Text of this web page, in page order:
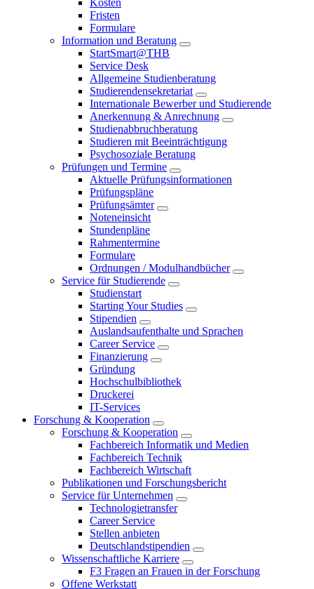
Kosten
Fristen
Formulare
Information und Beratung
StartSmart@THB
Service Desk
Allgemeine Studienberatung
Studierendensekretariat
Internationale Bewerber und Studierende
Anerkennung & Anrechnung
Studienabbruchberatung
Studieren mit Beeinträchtigung
Psychosoziale Beratung
Prüfungen und Termine
Aktuelle Prüfungsinformationen
Prüfungspläne
Prüfungsämter
Noteneinsicht
Stundenpläne
Rahmentermine
Formulare
Ordnungen / Modulhandbücher
Service für Studierende
Studienstart
Starting Your Studies
Stipendien
Auslandsaufenthalte und Sprachen
Career Service
Finanzierung
Gründung
Hochschulbibliothek
Druckerei
IT-Services
Forschung & Kooperation
Forschung & Kooperation
Fachbereich Informatik und Medien
Fachbereich Technik
Fachbereich Wirtschaft
Publikationen und Forschungsbericht
Service für Unternehmen
Technologietransfer
Career Service
Stellen anbieten
Deutschlandstipendien
Wissenschaftliche Karriere
F3 Fragen an Frauen in der Forschung
Offene Werkstatt